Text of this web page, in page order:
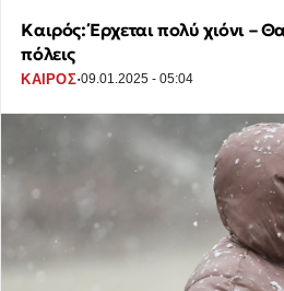
Καιρός: Έρχεται πολύ χιόνι –
πόλεις
ΚΑΙΡΟΣ·09.01.2025 - 05:04